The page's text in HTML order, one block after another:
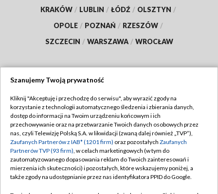
KRAKÓW / LUBLIN / ŁÓDŹ / OLSZTYN /
OPOLE / POZNAŃ / RZESZÓW /
SZCZECIN / WARSZAWA / WROCŁAW
TVP
Abonament TVP
Emisja w TVP
Centrum informacji TVP
Naziemna Telewizja Cyfrowa
Regulamin TVP
Polityka prywatności
Moje zgody
Pomoc
Szanujemy Twoją prywatność
Kliknij "Akceptuję i przechodzę do serwisu", aby wyrazić zgody na
korzystanie z technologii automatycznego śledzenia i zbierania danych,
dostęp do informacji na Twoim urządzeniu końcowym i ich
przechowywanie oraz na przetwarzanie Twoich danych osobowych przez
nas, czyli Telewizję Polską S.A. w likwidacji (zwaną dalej również „TVP”),
Zaufanych Partnerów z IAB* (1201 firm) oraz pozostałych Zaufanych
Partnerów TVP (93 firm), w celach marketingowych (w tym do
zautomatyzowanego dopasowania reklam do Twoich zainteresowań i
mierzenia ich skuteczności) i pozostałych, które wskazujemy poniżej, a
także zgody na udostępnianie przez nas identyfikatora PPID do Google.